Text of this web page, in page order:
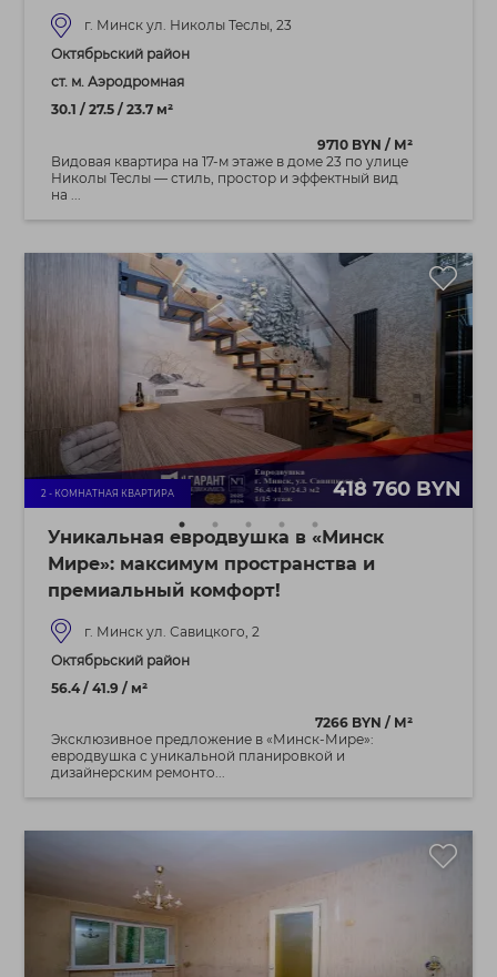
г. Минск ул. Николы Теслы, 23
Октябрьский район
ст. м. Аэродромная
30.1 / 27.5 / 23.7 м²
9710 BYN / М²
Видовая квартира на 17‑м этаже в доме 23 по улице
Николы Теслы — стиль, простор и эффектный вид
на ...
2 - КОМНАТНАЯ КВАРТИРА 418 760 BYN
Уникальная евродвушка в «Минск
Мире»: максимум пространства и
премиальный комфорт!
г. Минск ул. Савицкого, 2
Октябрьский район
56.4 / 41.9 / м²
7266 BYN / М²
Эксклюзивное предложение в «Минск‑Мире»:
евродвушка с уникальной планировкой и
дизайнерским ремонто...